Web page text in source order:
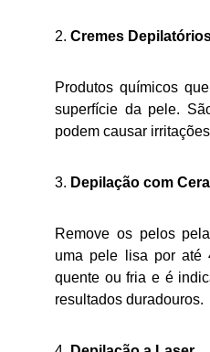
2. Cremes
Produtos químicos
superfície da pele.
podem causar
3. Depilação com Cera
Remove os pelos
uma pele lisa por até
quente ou fria e é
resultados duradouros.